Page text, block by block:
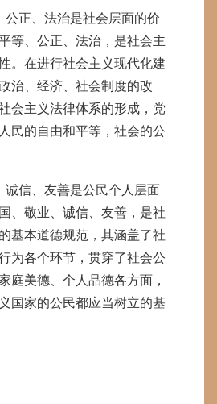
公正、法治是社会层面的价
等、公正、法治，是社会主
。在进行社会主义现代化建
治、经济、社会制度的改
会主义法律体系的形成，党
民的自由和平等，社会的公
诚信、友善是公民个人层面
、敬业、诚信、友善，是社
基本道德规范，其涵盖了社
为各个环节，贯穿了社会公
庭美德、个人品德各方面，
国家的公民都应当树立的基